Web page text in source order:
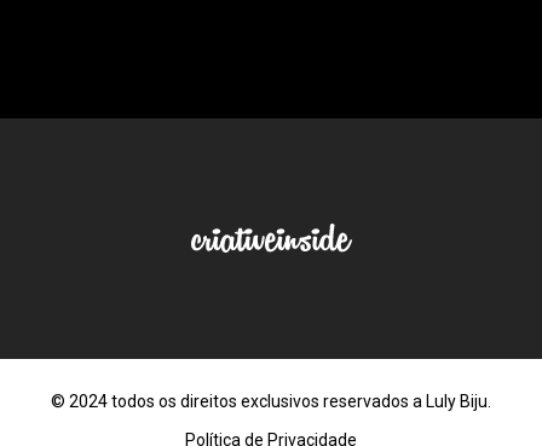
© 2024 todos os direitos exclusivos reservados a Luly Biju.
Política de Privacidade